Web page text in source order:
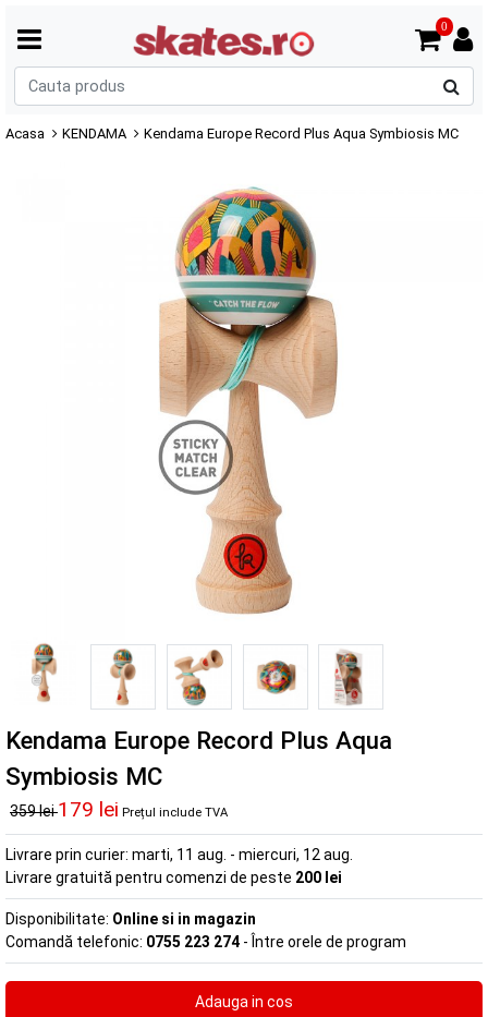
0
Acasa KENDAMA Kendama Europe Record Plus Aqua Symbiosis MC
Kendama Europe Record Plus Aqua
Symbiosis MC
359 lei179 lei Prețul include TVA
Livrare prin curier: marti, 11 aug. - miercuri, 12 aug.
Livrare gratuită pentru comenzi de peste 200 lei
Disponibilitate: Online si in magazin
Comandă telefonic: 0755 223 274 - Între orele de program